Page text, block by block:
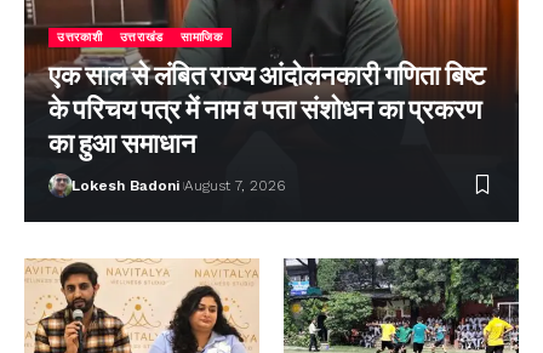
उत्तरकाशी उत्तराखंड सामाजिक
एक साल से लंबित राज्य आंदोलनकारी गणिता बिष्ट
के परिचय पत्र में नाम व पता संशोधन का प्रकरण
का हुआ समाधान
Lokesh Badoni August 7, 2026